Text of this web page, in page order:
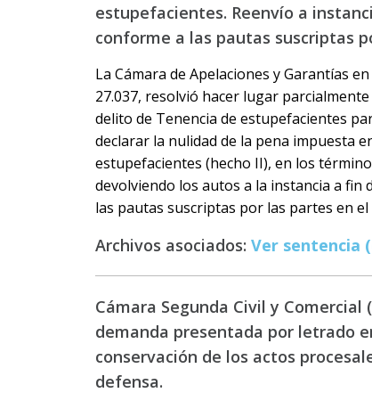
estupefacientes. Reenvío a
conforme a las pautas suscriptas
La Cámara de Apelaciones y Garantías
27.037, resolvió hacer lugar
delito de Tenencia de estupefacientes
declarar la nulidad de la pena impuesta
estupefacientes (hecho II), en los
devolviendo los autos a la instancia a fin
las pautas suscriptas por las partes en
Archivos asociados: Ver sentencia
Cámara Segunda Civil y
demanda presentada por letrado
conservación de los actos
defensa.